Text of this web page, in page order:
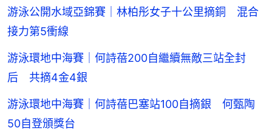
游泳公開水域亞錦賽｜林柏彤女子十公里摘銅 混合
接力第5衝線
游泳環地中海賽｜何詩蓓200自繼續無敵三站全封
后 共摘4金4銀
游泳環地中海賽｜何詩蓓巴塞站100自摘銀 何甄陶
50自登頒獎台